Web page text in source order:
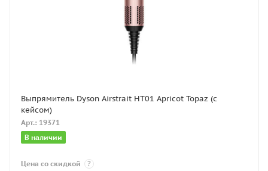
Выпрямитель Dyson Airstrait HT01 Apricot Topaz (с
кейсом)
Арт.: 19371
В наличии
Цена со скидкой ?